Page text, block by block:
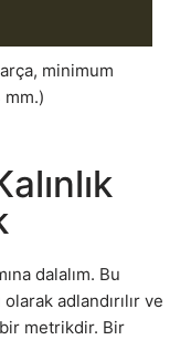
minimum
mm.)
dalalım. Bu
adlandırılır ve
metrikdir. Bir